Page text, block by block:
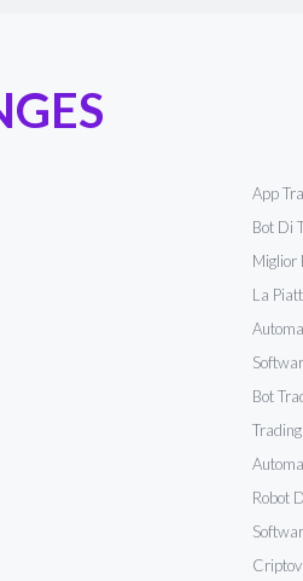
App
Bot Di
Miglior
La
Bot
Robot